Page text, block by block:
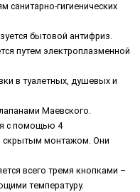
санитарно-гигиенических
бытовой антифриз.
путем электроплазменной
в туалетных, душевых и
Маевского.
с помощью 4
скрытым монтажом. Они
всего тремя кнопками –
температуру.